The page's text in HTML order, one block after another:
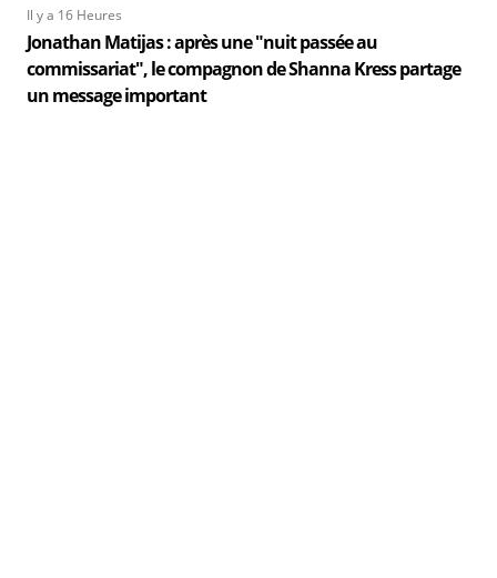
Il y a 16 Heures
Jonathan Matijas : après une "nuit passée au
commissariat", le compagnon de Shanna Kress partage
un message important